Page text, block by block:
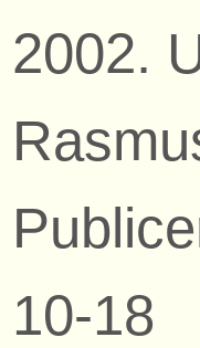
2002.
10-18